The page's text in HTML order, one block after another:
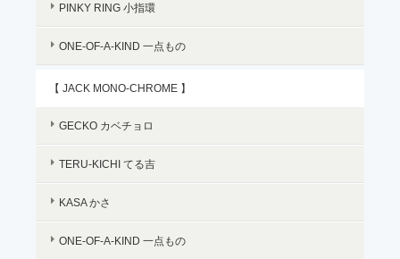
PINKY RING 小指環
ONE-OF-A-KIND 一点もの
【 JACK MONO-CHROME 】
GECKO カベチョロ
TERU-KICHI てる吉
KASA かさ
ONE-OF-A-KIND 一点もの